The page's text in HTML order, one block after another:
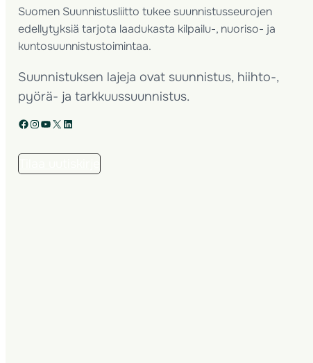
Suomen Suunnistusliitto tukee suunnistusseurojen
edellytyksiä tarjota laadukasta kilpailu-, nuoriso- ja
kuntosuunnistustoimintaa.
Suunnistuksen lajeja ovat suunnistus, hiihto-,
pyörä- ja tarkkuussuunnistus.
Facebook Instagram YouTube X LinkedIn